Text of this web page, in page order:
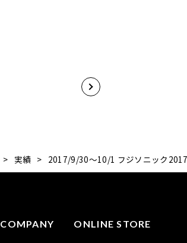
> 実績 > 2017/9/30～10/1 フジソニック
COMPANY ONLINE STORE